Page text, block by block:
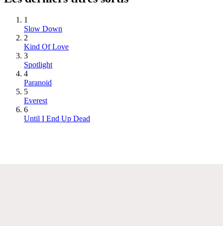
1
Slow Down
2
Kind Of Love
3
Spotlight
4
Paranoid
5
Everest
6
Until I End Up Dead